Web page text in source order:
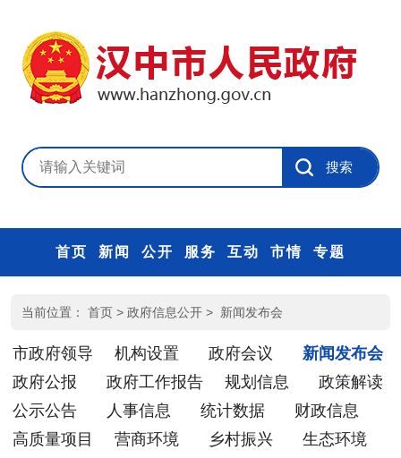
首页 新闻 公开 服务 互动 市情 专题
当前位置： 首页 > 政府信息公开 > 新闻发布会
市政府领导 机构设置 政府会议
新闻发布会
政府公报
政府工作报告 规划信息
政策解读
公示公告
人事信息 统计数据
财政信息
高质量项目
营商环境 乡村振兴
生态环境